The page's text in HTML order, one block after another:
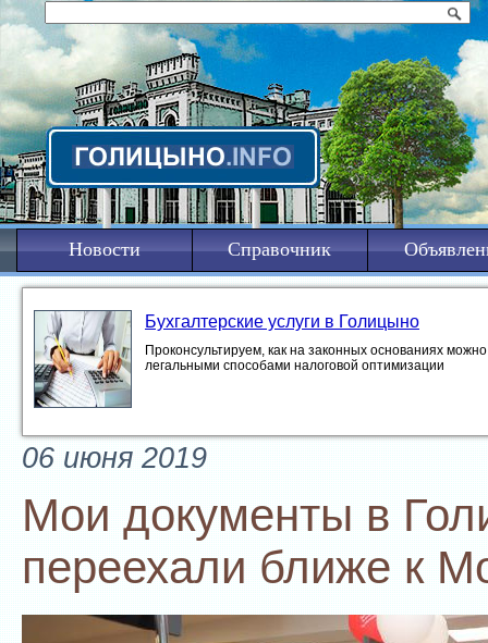
Новости Справочник
Бухгалтерские услуги в Голицыно
Проконсультируем, как на законных основаниях
легальными способами налоговой оптимизации
06 июня 2019
Мои документы в
переехали ближе к